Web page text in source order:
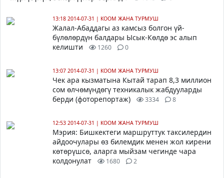
13:18 2014-07-31 | КООМ ЖАНА ТУРМУШ
Жалал-Абаддагы аз камсыз болгон үй-
бүлөлөрдүн балдары Ысык-Көлдө эс алып
келишти
1260 0
13:07 2014-07-31 | КООМ ЖАНА ТУРМУШ
Чек ара кызматына Кытай тарап 8,3 миллион
сом өлчөмүндөгү техникалык жабдууларды
берди (фоторепортаж)
3334 8
12:53 2014-07-31 | КООМ ЖАНА ТУРМУШ
Мэрия: Бишкектеги маршруттук таксилердин
айдоочулары өз билемдик менен жол кирени
көтөрүшсө, аларга мыйзам чегинде чара
колдонулат
1680 2